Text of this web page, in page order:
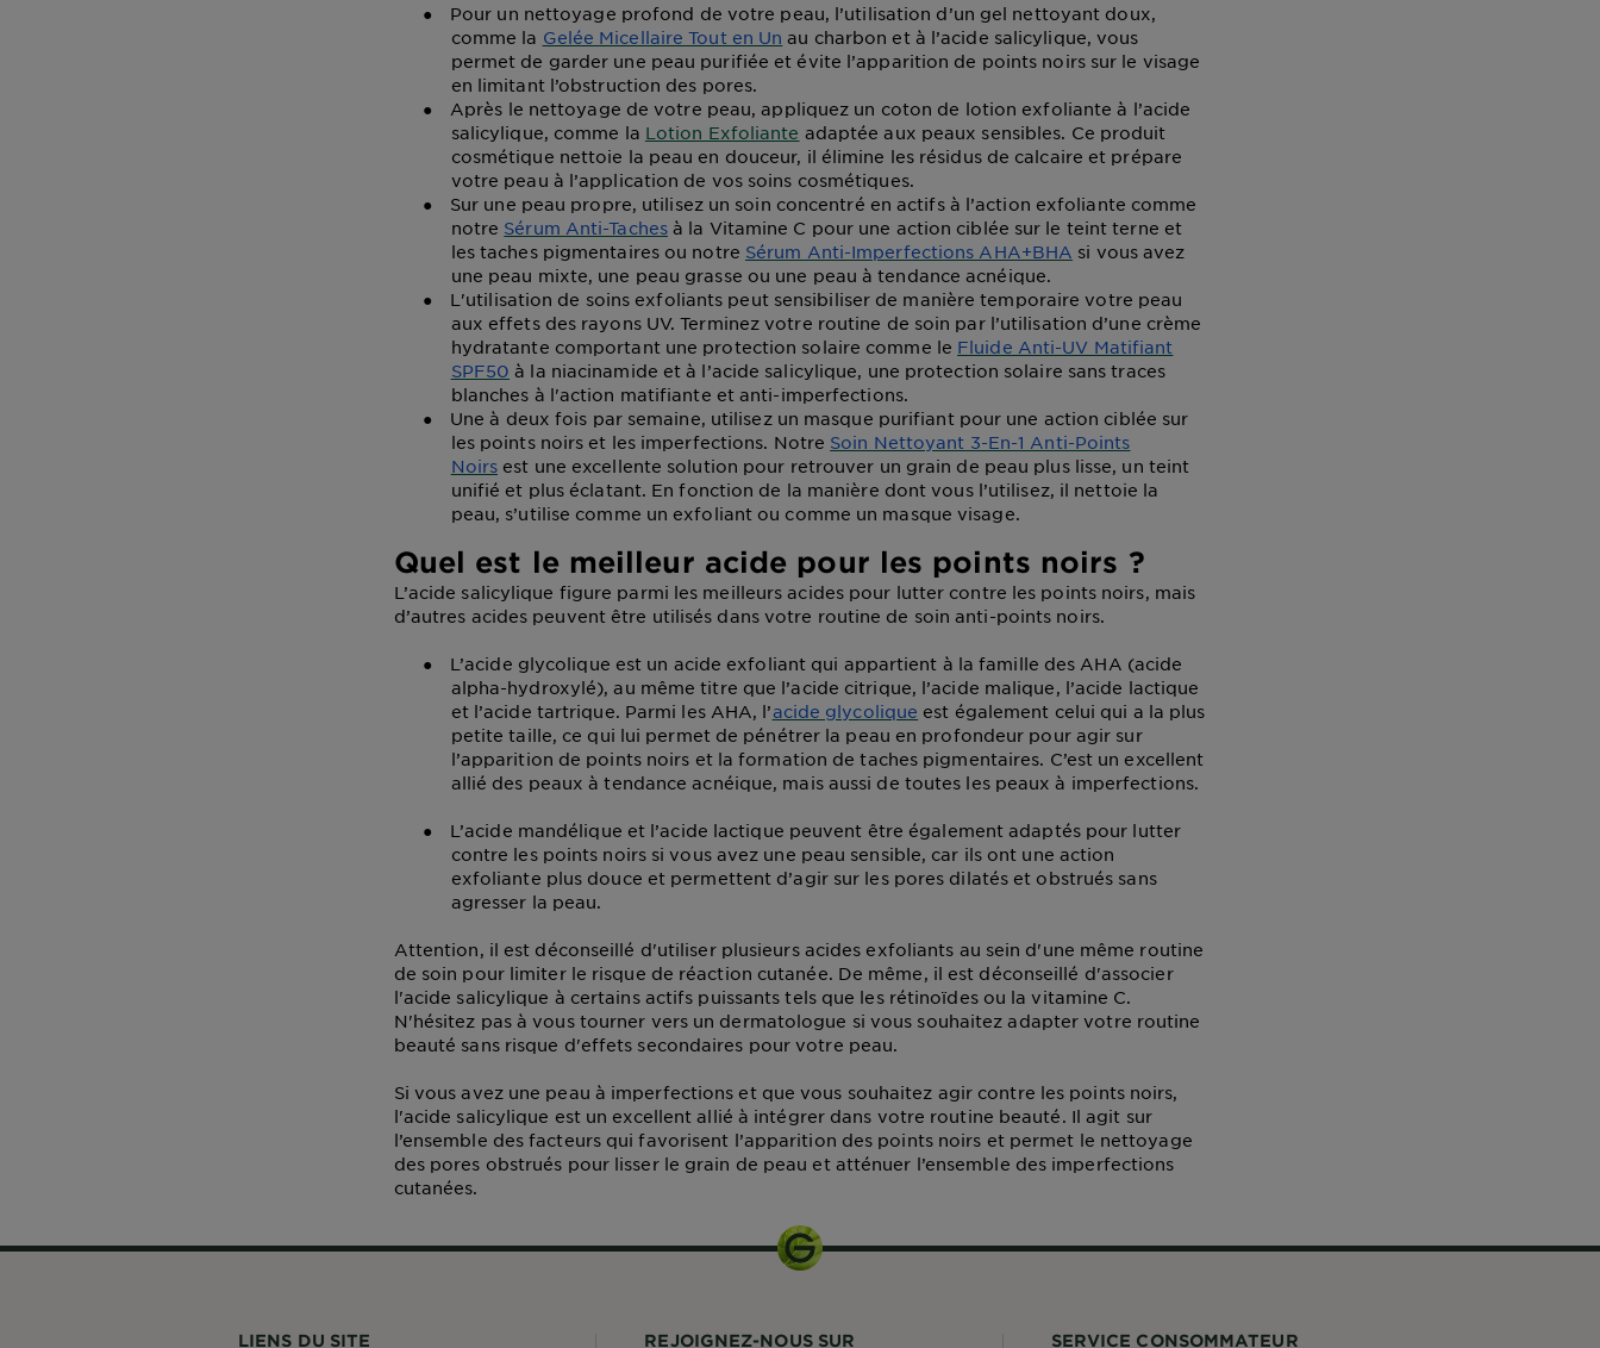
●
Pour un nettoyage profond de votre peau, l’utilisation d’un gel nettoyant doux,
comme la Gelée Micellaire Tout en Un au charbon et à l’acide salicylique, vous
permet de garder une peau purifiée et évite l’apparition de points noirs sur le visage
en limitant l’obstruction des pores.
●
Après le nettoyage de votre peau, appliquez un coton de lotion exfoliante à l’acide
salicylique, comme la Lotion Exfoliante adaptée aux peaux sensibles. Ce produit
cosmétique nettoie la peau en douceur, il élimine les résidus de calcaire et prépare
votre peau à l’application de vos soins cosmétiques.
●
Sur une peau propre, utilisez un soin concentré en actifs à l’action exfoliante comme
notre Sérum Anti-Tachesà la Vitamine C pour une action ciblée sur le teint terne et
les taches pigmentaires ou notre Sérum Anti-Imperfections AHA+BHA si vous avez
une peau mixte, une peau grasse ou une peau à tendance acnéique.
●
L'utilisation de soins exfoliants peut sensibiliser de manière temporaire votre peau
aux effets des rayons UV. Terminez votre routine de soin par l’utilisation d’une crème
hydratante comportant une protection solaire comme le Fluide Anti-UV Matifiant
SPF50 à la niacinamide et à l’acide salicylique, une protection solaire sans traces
blanches à l'action matifiante et anti-imperfections.
●
Une à deux fois par semaine, utilisez un masque purifiant pour une action ciblée sur
les points noirs et les imperfections. Notre Soin Nettoyant 3-En-1 Anti-Points
Noirs est une excellente solution pour retrouver un grain de peau plus lisse, un teint
unifié et plus éclatant. En fonction de la manière dont vous l’utilisez, il nettoie la
peau, s’utilise comme un exfoliant ou comme un masque visage.
Quel est le meilleur acide pour les points noirs ?
L’acide salicylique figure parmi les meilleurs acides pour lutter contre les points noirs, mais
d’autres acides peuvent être utilisés dans votre routine de soin anti-points noirs.
●
L’acide glycolique est un acide exfoliant qui appartient à la famille des AHA (acide
alpha-hydroxylé), au même titre que l’acide citrique, l’acide malique, l’acide lactique
et l’acide tartrique. Parmi les AHA, l’acide glycolique est également celui qui a la plus
petite taille, ce qui lui permet de pénétrer la peau en profondeur pour agir sur
l’apparition de points noirs et la formation de taches pigmentaires. C’est un excellent
allié des peaux à tendance acnéique, mais aussi de toutes les peaux à imperfections.
●
L’acide mandélique et l’acide lactique peuvent être également adaptés pour lutter
contre les points noirs si vous avez une peau sensible, car ils ont une action
exfoliante plus douce et permettent d’agir sur les pores dilatés et obstrués sans
agresser la peau.
Attention, il est déconseillé d'utiliser plusieurs acides exfoliants au sein d'une même routine
de soin pour limiter le risque de réaction cutanée. De même, il est déconseillé d'associer
l'acide salicylique à certains actifs puissants tels que les rétinoïdes ou la vitamine C.
N'hésitez pas à vous tourner vers un dermatologue si vous souhaitez adapter votre routine
beauté sans risque d'effets secondaires pour votre peau.
Si vous avez une peau à imperfections et que vous souhaitez agir contre les points noirs,
l'acide salicylique est un excellent allié à intégrer dans votre routine beauté. Il agit sur
l’ensemble des facteurs qui favorisent l’apparition des points noirs et permet le nettoyage
des pores obstrués pour lisser le grain de peau et atténuer l’ensemble des imperfections
cutanées.
LIENS DU SITE REJOIGNEZ-NOUS SUR SERVICE CONSOMMATEUR